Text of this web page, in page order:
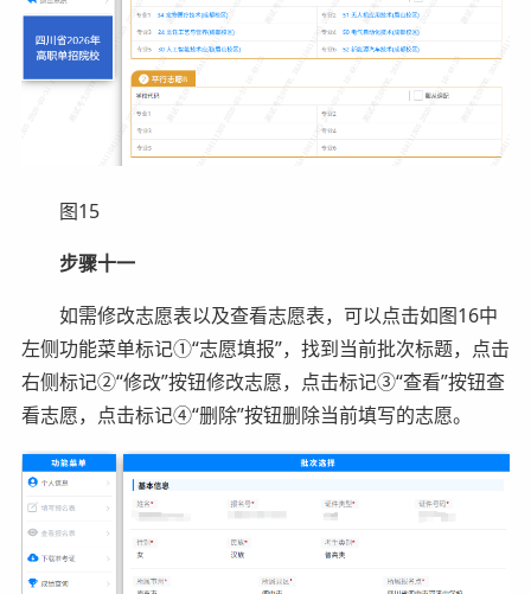
图15
步骤十一
如需修改志愿表以及查看志愿表，可以点击如图16中
左侧功能菜单标记①“志愿填报”，找到当前批次标题，点击
右侧标记②“修改”按钮修改志愿，点击标记③“查看”按钮查
看志愿，点击标记④“删除”按钮删除当前填写的志愿。